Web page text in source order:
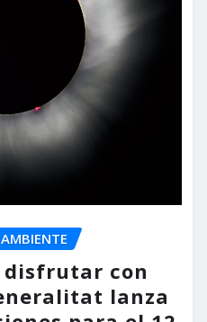
disfrutar con
lanza